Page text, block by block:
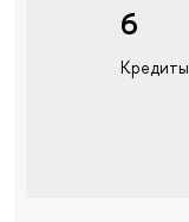
6
Кредиты